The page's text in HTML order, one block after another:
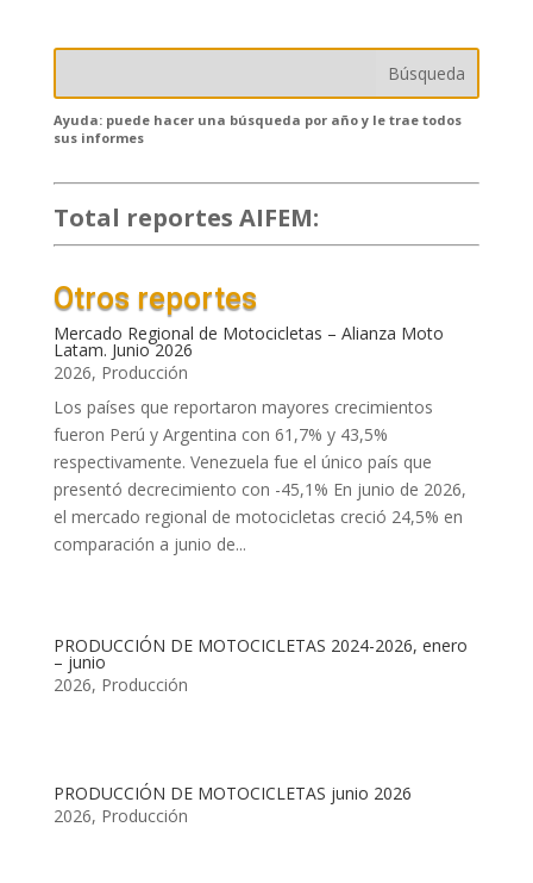
Ayuda: puede hacer una búsqueda por año y le trae todos
sus informes
Total reportes AIFEM:
Otros reportes
Mercado Regional de Motocicletas – Alianza Moto
Latam. Junio 2026
2026, Producción
Los países que reportaron mayores crecimientos
fueron Perú y Argentina con 61,7% y 43,5%
respectivamente. Venezuela fue el único país que
presentó decrecimiento con -45,1% En junio de 2026,
el mercado regional de motocicletas creció 24,5% en
comparación a junio de...
PRODUCCIÓN DE MOTOCICLETAS 2024-2026, enero
– junio
2026, Producción
PRODUCCIÓN DE MOTOCICLETAS junio 2026
2026, Producción